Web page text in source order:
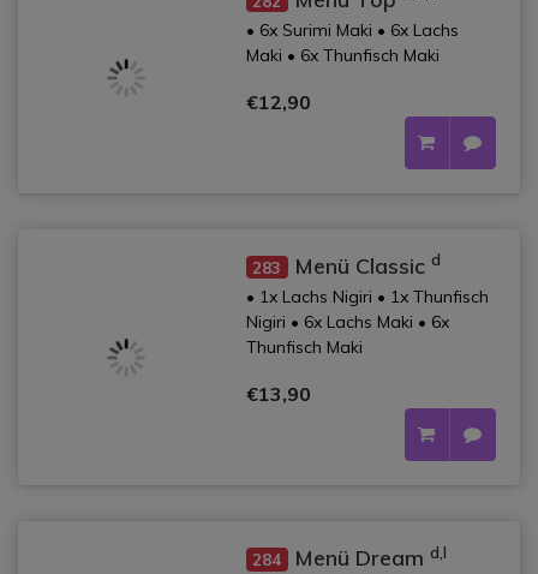
• 6x Surimi Maki • 6x Lachs
Maki • 6x Thunfisch Maki
€12,90
283 Menü Classic d
• 1x Lachs Nigiri • 1x Thunfisch
Nigiri • 6x Lachs Maki • 6x
Thunfisch Maki
€13,90
284 Menü Dream d,l